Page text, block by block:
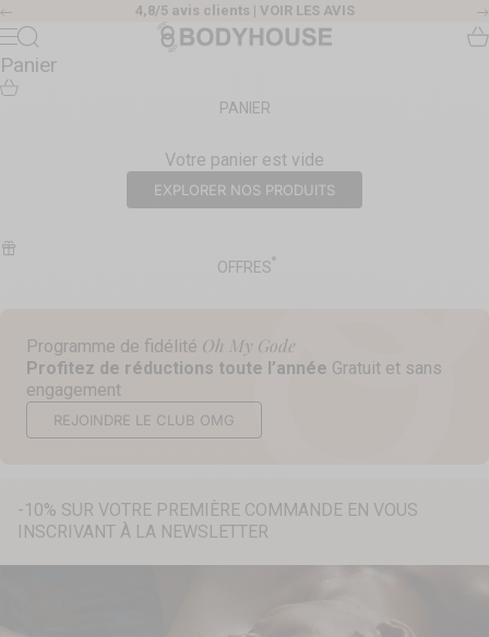
Passer au contenu
Précédent 4,8/5 avis clients | VOIR LES AVIS
Body House
Menu
Recherche
Panier
PANIER
Votre panier est vide
EXPLORER NOS PRODUITS
OFFRES
Programme de fidélité Oh My Gode
Profitez de réductions toute l’année Gratuit et sans
engagement
REJOINDRE LE CLUB OMG
-10% SUR VOTRE PREMIÈRE COMMANDE EN VOUS
INSCRIVANT À LA NEWSLETTER